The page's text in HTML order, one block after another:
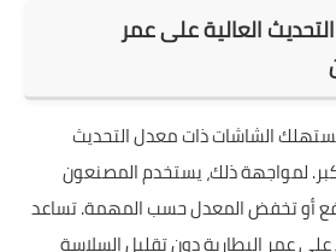
العالية على عمر
الشاشات ذات معدل التحديث
لمواجهة ذلك، يستخدم المصنعون
أو تخفض المعدل حسب المهمة. تساعد
عمر البطارية دون تقليل السلاسة